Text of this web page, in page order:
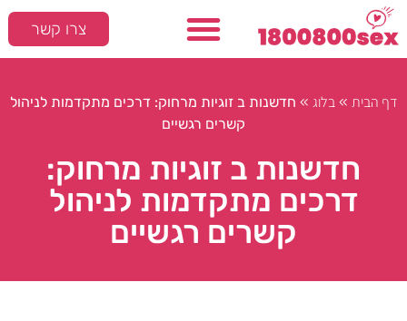
צרו קשר
דף הבית »בלוג » חדשנות ב זוגיות מרחוק: דרכים מתקדמות לניהול
קשרים רגשיים
חדשנות ב זוגיות מרחוק:
דרכים מתקדמות לניהול
קשרים רגשיים